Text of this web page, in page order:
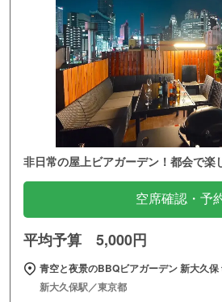
非日常の屋上ビアガーデン！都会で楽
空席確認・予
平均予算 5,000円
青空と夜景のBBQビアガーデン 新大久
新大久保駅／東京都